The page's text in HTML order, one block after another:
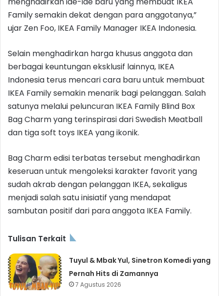
Family semakin dekat dengan para anggotanya,”
ujar Zen Foo, IKEA Family Manager IKEA Indonesia.
Selain menghadirkan harga khusus anggota dan
berbagai keuntungan eksklusif lainnya, IKEA
Indonesia terus mencari cara baru untuk membuat
IKEA Family semakin menarik bagi pelanggan. Salah
satunya melalui peluncuran IKEA Family Blind Box
Bag Charm yang terinspirasi dari Swedish Meatball
dan tiga soft toys IKEA yang ikonik.
Bag Charm edisi terbatas tersebut menghadirkan
keseruan untuk mengoleksi karakter favorit yang
sudah akrab dengan pelanggan IKEA, sekaligus
menjadi salah satu inisiatif yang mendapat
sambutan positif dari para anggota IKEA Family.
Tulisan Terkait
Tuyul & Mbak Yul, Sinetron Komedi yang
Pernah Hits di Zamannya
7 Agustus 2026